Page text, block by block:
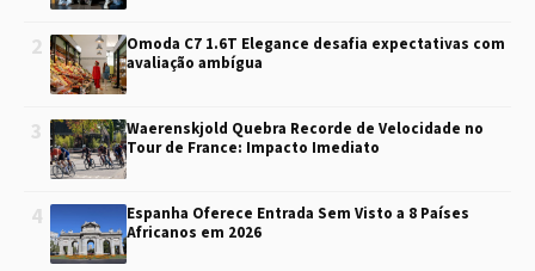
2
Omoda C7 1.6T Elegance desafia expectativas com
avaliação ambígua
3
Waerenskjold Quebra Recorde de Velocidade no
Tour de France: Impacto Imediato
4
Espanha Oferece Entrada Sem Visto a 8 Países
Africanos em 2026